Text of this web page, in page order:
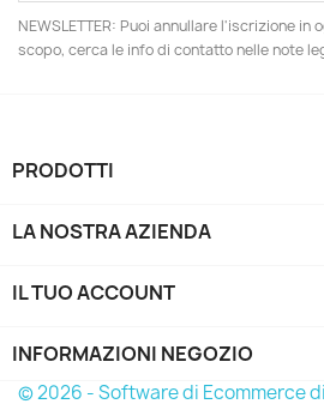
NEWSLETTER: Puoi annullare l'iscrizione in
scopo, cerca le info di contatto nelle note
PRODOTTI
LA NOSTRA AZIENDA
IL TUO ACCOUNT
INFORMAZIONI NEGOZIO
© 2026 - Software di Ecommerce